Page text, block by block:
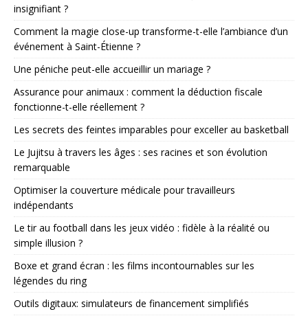
insignifiant ?
Comment la magie close-up transforme-t-elle l’ambiance d’un
événement à Saint-Étienne ?
Une péniche peut-elle accueillir un mariage ?
Assurance pour animaux : comment la déduction fiscale
fonctionne-t-elle réellement ?
Les secrets des feintes imparables pour exceller au basketball
Le Jujitsu à travers les âges : ses racines et son évolution
remarquable
Optimiser la couverture médicale pour travailleurs
indépendants
Le tir au football dans les jeux vidéo : fidèle à la réalité ou
simple illusion ?
Boxe et grand écran : les films incontournables sur les
légendes du ring
Outils digitaux: simulateurs de financement simplifiés